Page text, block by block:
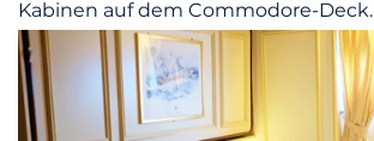
Kabinen auf dem Commodore-Deck.